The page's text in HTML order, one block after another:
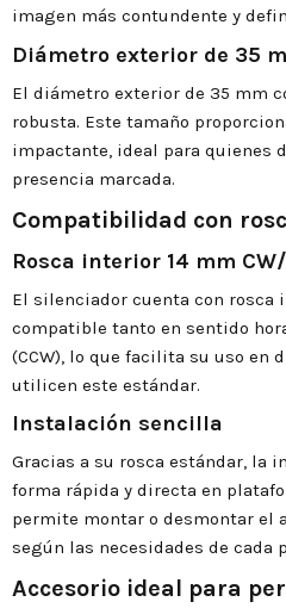
imagen más contundente y
Diámetro exterior de 35
El diámetro exterior de 35 mm
robusta. Este tamaño
impactante, ideal para quienes
presencia marcada.
Compatibilidad con
Rosca interior 14 mm
El silenciador cuenta con rosca
compatible tanto en sentido
(CCW), lo que facilita su uso en
utilicen este estándar.
Instalación sencilla
Gracias a su rosca estándar, la
forma rápida y directa en
permite montar o desmontar el
según las necesidades de cada
Accesorio ideal para